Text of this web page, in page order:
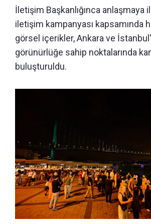
İletişim Başkanlığınca anlaşmaya
iletişim kampanyası kapsamında
görsel içerikler, Ankara ve
görünürlüğe sahip noktalarında
buluşturuldu.